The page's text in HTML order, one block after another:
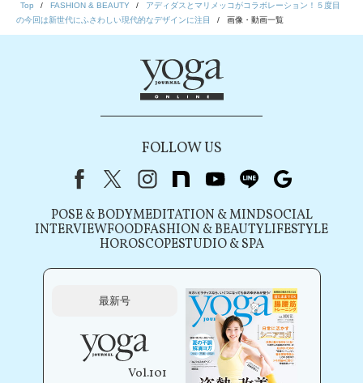
Top FASHION & BEAUTY
アディダスとマリメッコがコラボレーション！５度目
の今回は新世代にふさわしい現代的なデザインに注目
画像・動画一覧
FOLLOW US
FacebookX（旧Twitter）
instagram
note youtubeline
POSE & BODYMEDITATION & MINDSOCIAL
INTERVIEWFOODFASHION & BEAUTYLIFESTYLE
HOROSCOPESTUDIO & SPA
最新号
Vol.101